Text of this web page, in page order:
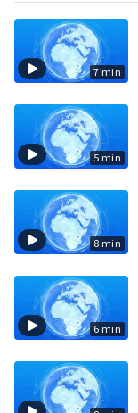
7 min
5 min
8 min
6 min